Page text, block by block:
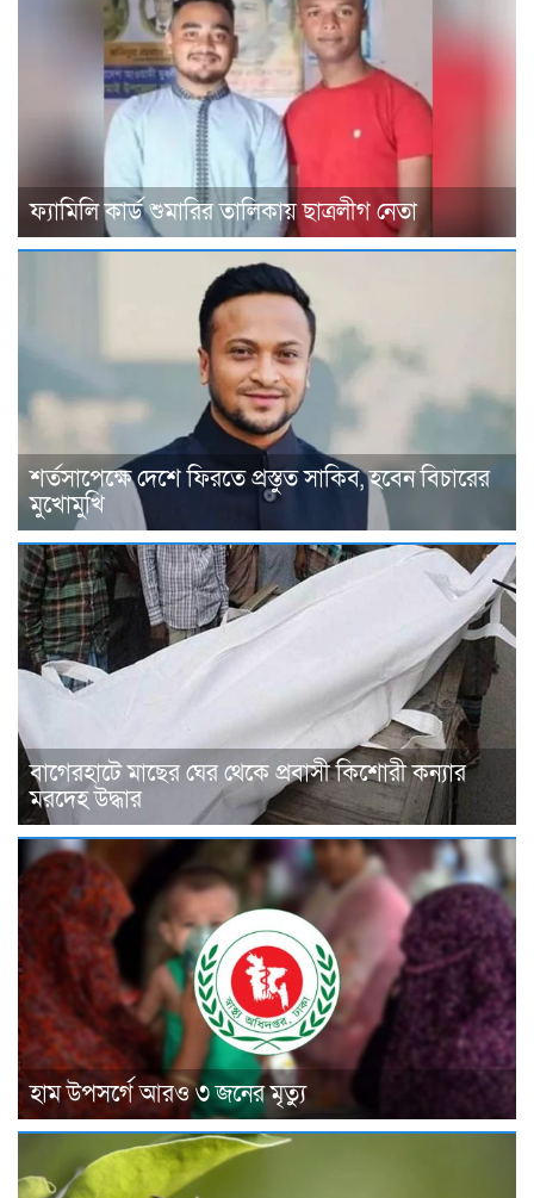
ফ্যামিলি কার্ড শুমারির তালিকায় ছাত্রলীগ নেতা
শর্তসাপেক্ষে দেশে ফিরতে প্রস্তুত সাকিব, হবেন বিচারের
মুখোমুখি
বাগেরহাটে মাছের ঘের থেকে প্রবাসী কিশোরী কন্যার
মরদেহ উদ্ধার
হাম উপসর্গে আরও ৩ জনের মৃত্যু